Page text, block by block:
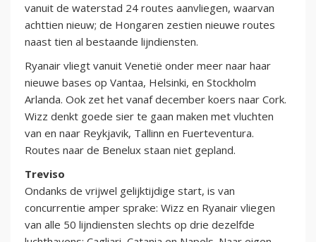
vanuit de waterstad 24 routes aanvliegen, waarvan
achttien nieuw; de Hongaren zestien nieuwe routes
naast tien al bestaande lijndiensten.
Ryanair vliegt vanuit Venetië onder meer naar haar
nieuwe bases op Vantaa, Helsinki, en Stockholm
Arlanda. Ook zet het vanaf december koers naar Cork.
Wizz denkt goede sier te gaan maken met vluchten
van en naar Reykjavik, Tallinn en Fuerteventura.
Routes naar de Benelux staan niet gepland.
Treviso
Ondanks de vrijwel gelijktijdige start, is van
concurrentie amper sprake: Wizz en Ryanair vliegen
van alle 50 lijndiensten slechts op drie dezelfde